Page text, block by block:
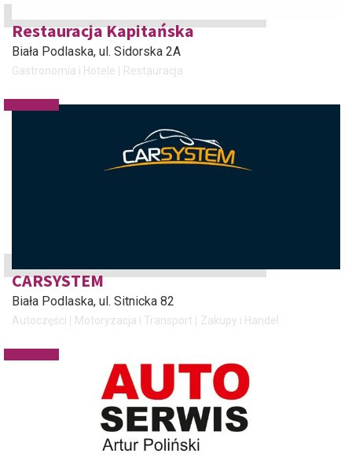
Restauracja Kapitańska
Biała Podlaska, ul. Sidorska 2A
Gastronomia i Hotele Restauracja
CARSYSTEM
Biała Podlaska, ul. Sitnicka 82
Autoczęści Motoryzacja i Transport Zakupy i Handel